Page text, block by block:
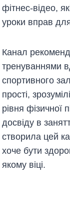
фітнес-відео,
уроки вправ
Канал
тренуваннями
спортивного
прості,
рівня фізичної
досвіду в
створила цей
хоче бути
якому віці.